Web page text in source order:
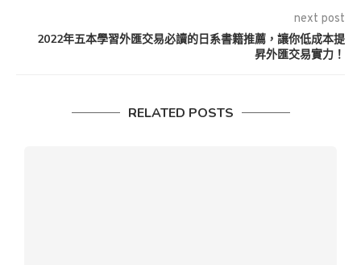
next post
2022年五本學習外匯交易必讀的日系書籍推薦，讓你低成本提
昇外匯交易實力！
RELATED POSTS